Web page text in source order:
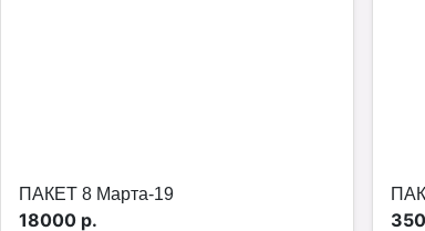
ПАКЕТ 8 Марта-19
18000 р.